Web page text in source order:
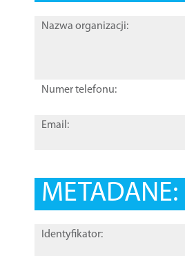
Nazwa organizacji:
Numer telefonu:
Email:
METADANE:
Identyfikator: